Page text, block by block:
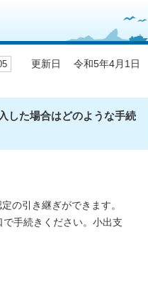
更新日 令和5年4月1日
した場合はどのような手続
の引き継ぎができます。
手続きください。小出支